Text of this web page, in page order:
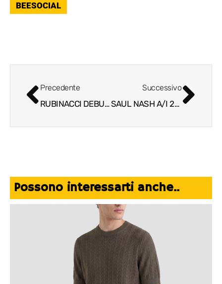
BEESOCIAL
Precedente
RUBINACCI DEBUTTA ALLA MILANO FASHON WEEK
Successivo
SAUL NASH A/I 2025, COLLEZIONE METAMORPHOSIS
Possono interessarti anche..